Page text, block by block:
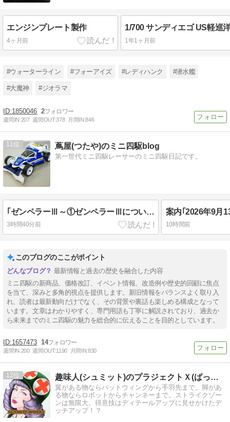
エンジンプレート製作
4ヶ月前 1年1ヶ月前
#ウォーターライン #フォーアイズ #レディハンク #潜水艦
#大魔神 #ジオラマ
1850046 2
週間IN:207 週間OUT:378 月間IN:846
11 蔦屋(つたや)のミニ四駆blog
第一世代ミニ四駆レーサーのミニ四駆日記です。
｢ゼンペラーⅢ～①ゼンペラーⅢについて～｣
3時間40分前 10時間前
このブログのここがポイント
最新情報と過去の歴史を融合した内容
ミニ四駆の新商品、価格改訂、イベント情報、改造例や歴史的回顧に焦点
を当て、深みと多角的視点を提供します。新旧情報をバランスよく取り入
れ、読者は最新動向だけでなく、その背景や裏話も楽しめる構成となって
います。文章はわかりやすく、専門用語も丁寧に解説されており、過去か
ら未来までのミニ四駆の魅力を総合的に伝えることを目的としています。
1657473 14
週間IN:200 週間OUT:1190 月間IN:830
12 趣味人(シュミット)のプラジェクトＸ(ばってん)
翼がある物ならバットウィングから手羽先まで。脚があ
る物ならロボットからチャンネーまで。ストライクゾー
ンは無限大。得意技はディテールアップに見せかけたデ
ッチアップ！？